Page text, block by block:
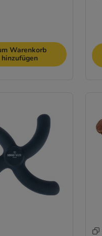
Warenkorb
hinzufügen